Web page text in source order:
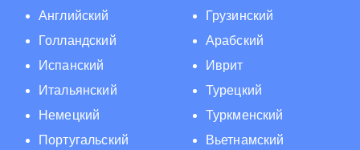
Английский
Голландский
Испанский
Итальянский
Немецкий
Португальский
Грузинский
Арабский
Иврит
Турецкий
Туркменский
Вьетнамский